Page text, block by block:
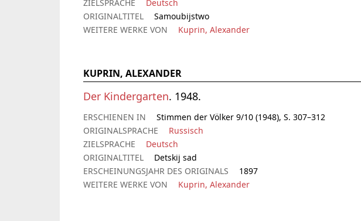
ZIELSPRACHE
Deutsch
ORIGINALTITEL
Samoubijstwo
WEITERE WERKE VON
Kuprin, Alexander
KUPRIN, ALEXANDER
Der Kindergarten. 1948.
ERSCHIENEN IN
Stimmen der Völker 9/10 (1948), S. 307–312
ORIGINALSPRACHE
Russisch
ZIELSPRACHE
Deutsch
ORIGINALTITEL
Detskij sad
ERSCHEINUNGSJAHR DES ORIGINALS
1897
WEITERE WERKE VON
Kuprin, Alexander